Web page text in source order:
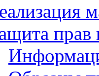
прав